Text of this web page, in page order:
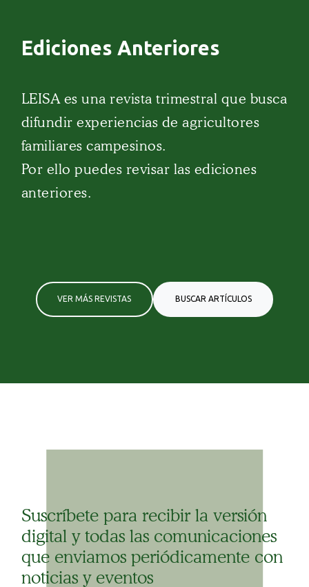
Ediciones Anteriores
LEISA es una revista trimestral que busca
difundir experiencias de agricultores
familiares campesinos.
Por ello puedes revisar las ediciones
anteriores.
VER MÁS REVISTAS BUSCAR ARTÍCULOS
Suscríbete para recibir la versión
digital y todas las comunicaciones
que enviamos periódicamente con
noticias y eventos